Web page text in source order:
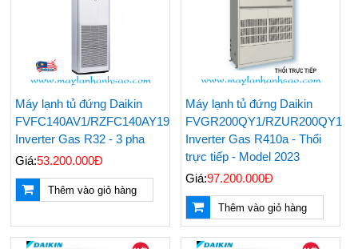
Máy lạnh tủ đứng Daikin
FVFC140AV1/RZFC140AY19
Inverter Gas R32 - 3 pha
Giá:53.200.000Đ
Thêm vào giỏ hàng
Máy lạnh tủ đứng Daikin
FVGR200QY1/RZUR200QY1
Inverter Gas R410a - Thổi
trực tiếp - Model 2023
Giá:97.200.000Đ
Thêm vào giỏ hàng